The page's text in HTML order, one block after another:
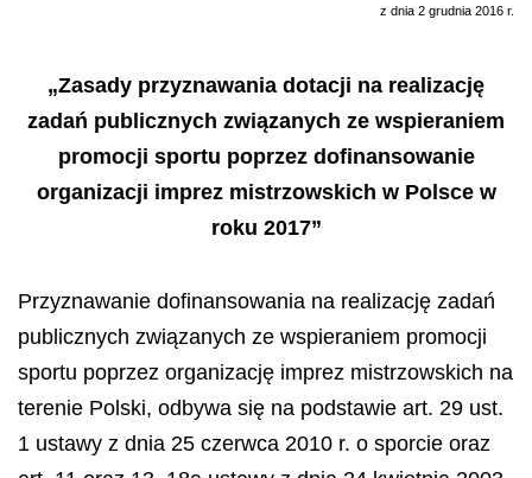
z dnia 2 grudnia 2016 r.
„Zasady przyznawania dotacji na realizację
zadań publicznych związanych ze wspieraniem
promocji sportu poprzez dofinansowanie
organizacji imprez mistrzowskich w Polsce w
roku 2017”
Przyznawanie dofinansowania na realizację zadań
publicznych związanych ze wspieraniem promocji
sportu poprzez organizację imprez mistrzowskich na
terenie Polski, odbywa się na podstawie art. 29 ust.
1 ustawy z dnia 25 czerwca 2010 r. o sporcie oraz